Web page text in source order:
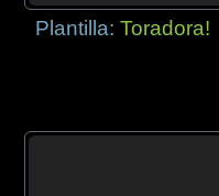
Plantilla:Toradora!